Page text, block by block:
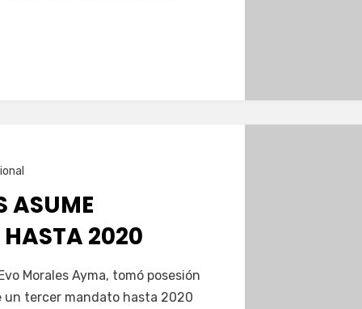
ASUME
HASTA 2020
Morales Ayma, tomó posesión
un tercer mandato hasta 2020